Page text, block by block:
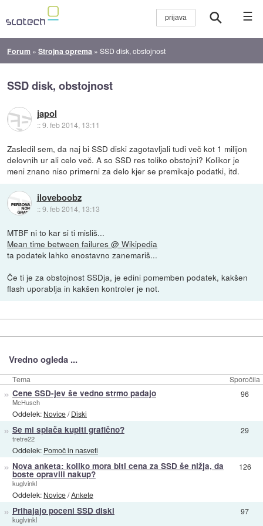
☰
Forum »Strojna oprema »SSD disk, obstojnost
SSD disk, obstojnost
japol
::9. feb 2014, 13:11
Zasledil sem, da naj bi SSD diski zagotavljali tudi več kot 1 milijon
delovnih ur ali celo več. A so SSD res toliko obstojni? Kolikor je
meni znano niso primerni za delo kjer se premikajo podatki, itd.
iloveboobz
::9. feb 2014, 13:13
MTBF ni to kar si ti misliš...
Mean time between failures @ Wikipedia
ta podatek lahko enostavno zanemariš...
Če ti je za obstojnost SSDja, je edini pomemben podatek, kakšen
flash uporablja in kakšen kontroler je not.
Vredno ogleda ...
Tema Sporočila
» Cene SSD-jev še vedno strmo padajo
McHusch
Oddelek: Novice/Diski
96
» Se mi splača kupiti grafično?
tretre22
Oddelek: Pomoč in nasveti
29
» Nova anketa: koliko mora biti cena za SSD še nižja, da
boste opravili nakup?
kuglvinkl
Oddelek: Novice/Ankete
126
» Prihajajo poceni SSD diski
kuglvinkl
97